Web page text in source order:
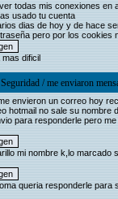
todas mis conexiones en
usado tu cuenta
dias de hoy y de hace
pero por los
dificil
Seguridad /me enviaron
envieron un correo hoy
hotmail no sale su nombre
para responderle pero
mi nombre k,lo marcado
queria responderle